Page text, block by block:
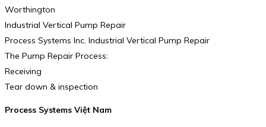
Worthington
Industrial Vertical Pump Repair
Process Systems Inc. Industrial Vertical Pump Repair
The Pump Repair Process:
Receiving
Tear down & inspection
Process Systems Việt Nam